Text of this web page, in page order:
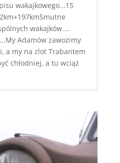
wakajkowego...15
wakajków....
Adamów zawozimy
a my na zlot Trabantem
chłodniej, a tu wciąż